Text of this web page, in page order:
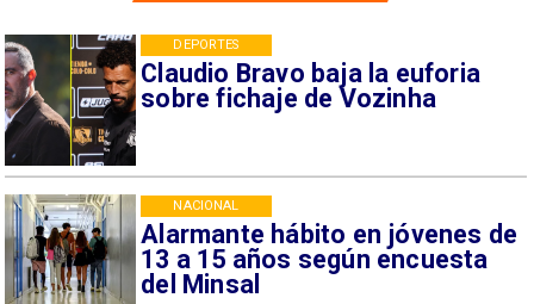
Claudio Bravo baja la euforia
sobre fichaje de Vozinha
DEPORTES
Alarmante hábito en jóvenes de
13 a 15 años según encuesta
del Minsal
NACIONAL